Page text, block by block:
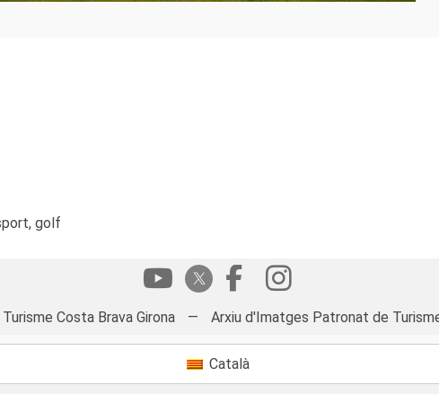
golf
Costa Brava Girona — Arxiu d'Imatges Patronat de
Català